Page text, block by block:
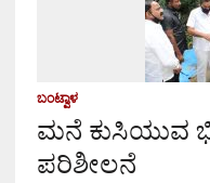
ಬಂಟ್ವಾಳ
ಮನೆ ಕುಸಿಯುವ
ಪರಿಶೀಲನೆ